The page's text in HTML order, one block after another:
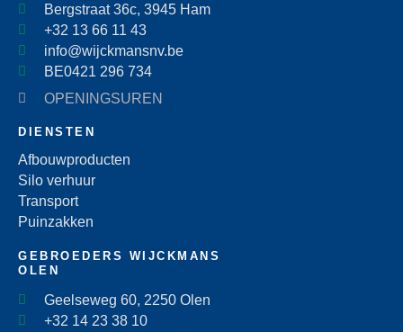
Bergstraat 36c, 3945 Ham
+32 13 66 11 43
info@wijckmansnv.be
BE0421 296 734
OPENINGSUREN
DIENSTEN
Afbouwproducten
Silo verhuur
Transport
Puinzakken
GEBROEDERS WIJCKMANS
OLEN
Geelseweg 60, 2250 Olen
+32 14 23 38 10